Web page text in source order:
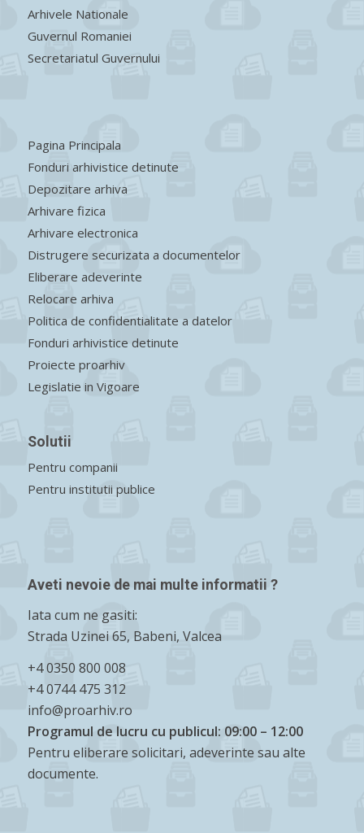
Arhivele Nationale
Guvernul Romaniei
Secretariatul Guvernului
Pagina Principala
Fonduri arhivistice detinute
Depozitare arhiva
Arhivare fizica
Arhivare electronica
Distrugere securizata a documentelor
Eliberare adeverinte
Relocare arhiva
Politica de confidentialitate a datelor
Fonduri arhivistice detinute
Proiecte proarhiv
Legislatie in Vigoare
Solutii
Pentru companii
Pentru institutii publice
Aveti nevoie de mai multe informatii ?
Iata cum ne gasiti:
Strada Uzinei 65, Babeni, Valcea
+4 0350 800 008
+4 0744 475 312
info@proarhiv.ro
Programul de lucru cu publicul: 09:00 – 12:00
Pentru eliberare solicitari, adeverinte sau alte
documente.